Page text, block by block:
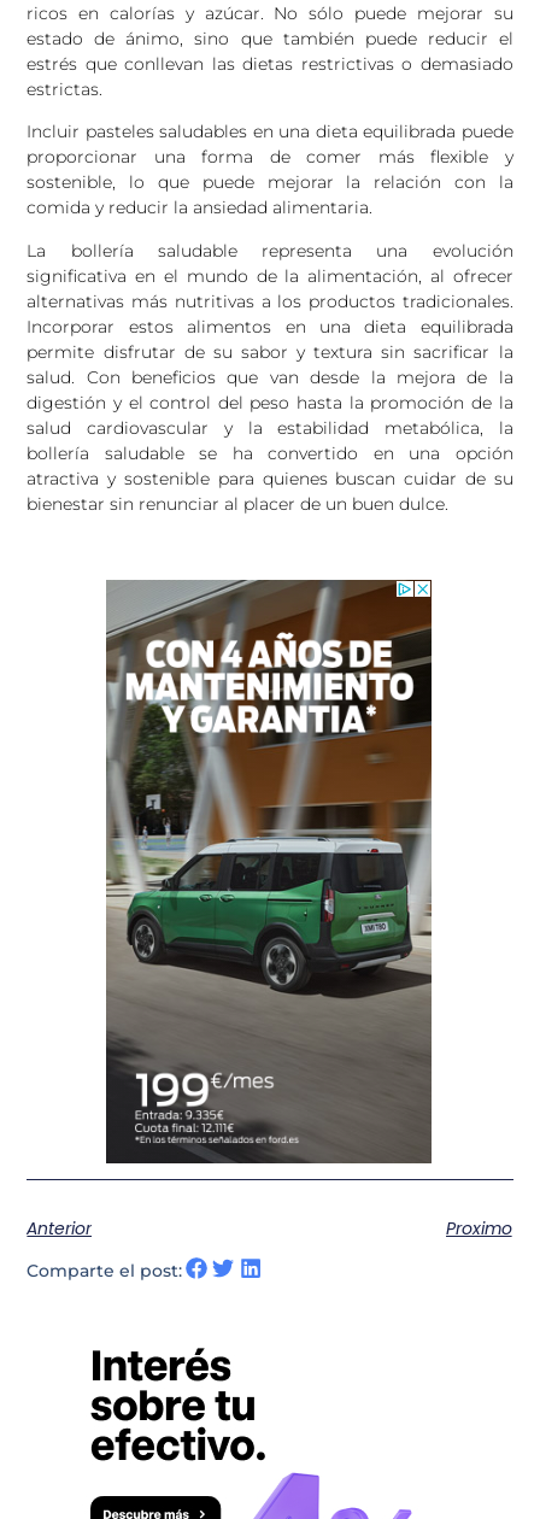
ricos en calorías y azúcar. No sólo puede mejorar su
estado de ánimo, sino que también puede reducir el
estrés que conllevan las dietas restrictivas o demasiado
estrictas.
Incluir pasteles saludables en una dieta equilibrada puede
proporcionar una forma de comer más flexible y
sostenible, lo que puede mejorar la relación con la
comida y reducir la ansiedad alimentaria.
La bollería saludable representa una evolución
significativa en el mundo de la alimentación, al ofrecer
alternativas más nutritivas a los productos tradicionales.
Incorporar estos alimentos en una dieta equilibrada
permite disfrutar de su sabor y textura sin sacrificar la
salud. Con beneficios que van desde la mejora de la
digestión y el control del peso hasta la promoción de la
salud cardiovascular y la estabilidad metabólica, la
bollería saludable se ha convertido en una opción
atractiva y sostenible para quienes buscan cuidar de su
bienestar sin renunciar al placer de un buen dulce.
Anterior Proximo
Comparte el post: